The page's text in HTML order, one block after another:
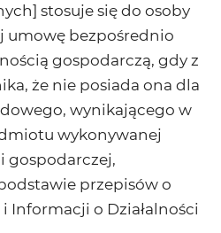
stosuje się do osoby
umowę bezpośrednio
gospodarczą, gdy z
że nie posiada ona dla
wynikającego w
wykonywanej
gospodarczej,
przepisów o
Informacji o Działalności